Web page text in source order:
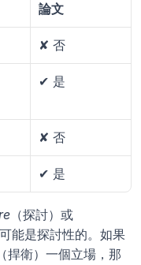
論文
✘ 否
✔ 是
✘ 否
✔ 是
能是探討性的。如果
（捍衛）一個立場，那